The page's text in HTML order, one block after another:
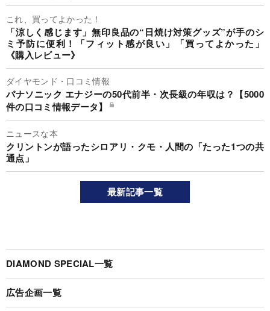
これ、買ってよかった！
「涼しく感じます」無印良品の“日焼け対策グッズ”が手のシ
ミ予防に便利！「フィット感が良い」「買ってよかった」
《購入レビュー》
ダイヤモンド・口コミ情報
パナソニック エナジーの50代前半・次長級の年収は？【5000
件の口コミ情報データ】
ニュースな本
クリントンが語ったシロアリ・クモ・人間の「たった1つの共
通点」
最新記事一覧
DIAMOND SPECIAL一覧
広告企画一覧